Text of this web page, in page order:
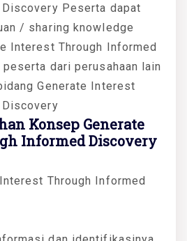
Peserta dapat
/ sharing knowledge
Interest Through Informed
dari perusahaan lain
Generate Interest
Konsep Generate
Informed Discovery
Through Informed